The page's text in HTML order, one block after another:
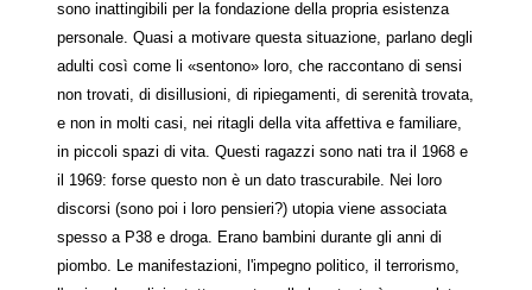
sono inattingibili per la fondazione della propria esistenza
personale. Quasi a motivare questa situazione, parlano degli
adulti così come li «sentono» loro, che raccontano di sensi
non trovati, di disillusioni, di ripiegamenti, di serenità trovata,
e non in molti casi, nei ritagli della vita affettiva e familiare,
in piccoli spazi di vita. Questi ragazzi sono nati tra il 1968 e
il 1969: forse questo non è un dato trascurabile. Nei loro
discorsi (sono poi i loro pensieri?) utopia viene associata
spesso a P38 e droga. Erano bambini durante gli anni di
piombo. Le manifestazioni, l'impegno politico, il terrorismo,